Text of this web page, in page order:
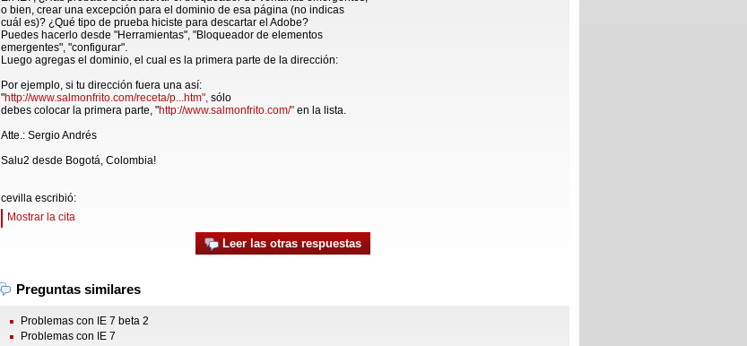
o bien, crear una excepción para el dominio de esa página (no indicas
cuál es)? ¿Qué tipo de prueba hiciste para descartar el Adobe?
Puedes hacerlo desde "Herramientas", "Bloqueador de elementos
emergentes", "configurar".
Luego agregas el dominio, el cual es la primera parte de la dirección:
Por ejemplo, si tu dirección fuera una así:
"http://www.salmonfrito.com/receta/p...htm", sólo
debes colocar la primera parte, "http://www.salmonfrito.com/" en la lista.
Atte.: Sergio Andrés
Salu2 desde Bogotá, Colombia!
cevilla escribió:
Mostrar la cita
Leer las otras respuestas
Preguntas similares
Problemas con IE 7 beta 2
Problemas con IE 7